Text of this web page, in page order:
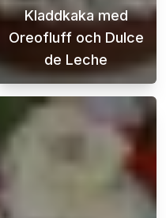
godbiten med våra
Kladdkaka med
Oreofluff och Dulce
de Leche
Den här